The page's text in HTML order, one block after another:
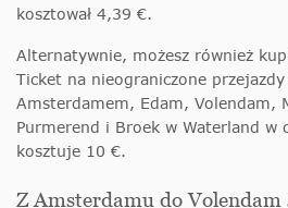
kosztował 4,39 €.
Alternatywnie, możesz również
Ticket na nieograniczone
Amsterdamem, Edam, Volendam,
Purmerend i Broek w Waterland w
kosztuje 10 €.
Z Amsterdamu do Volendam